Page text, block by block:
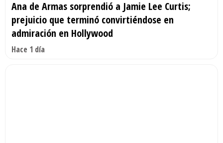
Ana de Armas sorprendió a Jamie Lee Curtis;
prejuicio que terminó convirtiéndose en
admiración en Hollywood
Hace 1 día